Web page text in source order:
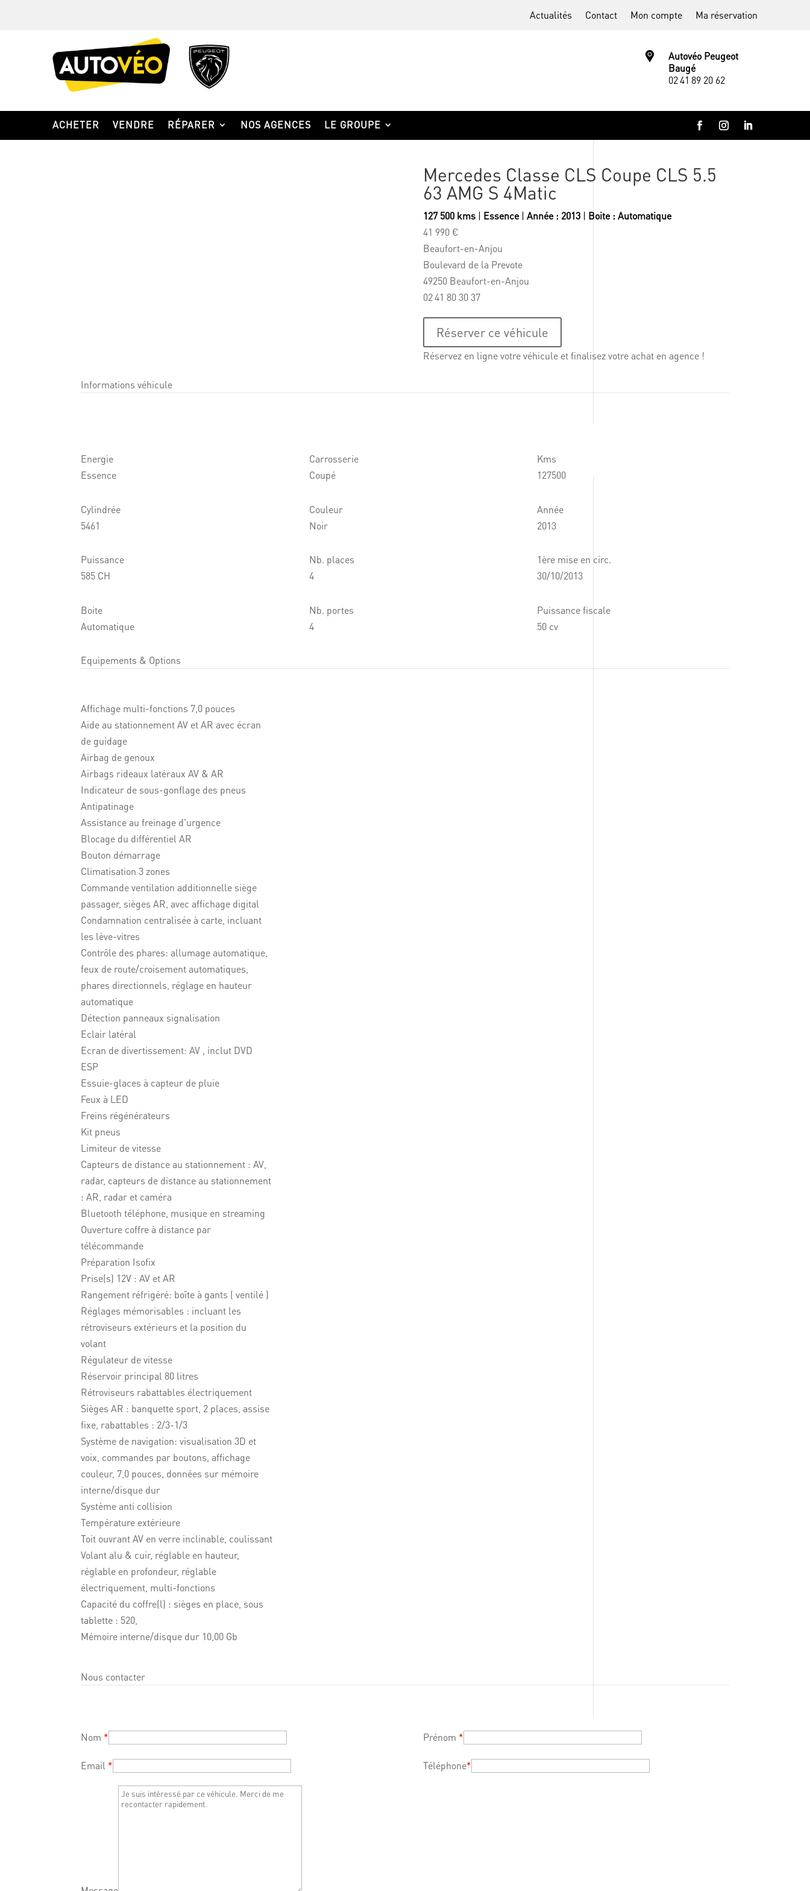
Actualités Contact Mon compte Ma réservation
Autovéo Peugeot
Baugé
02 41 89 20 62
ACHETER VENDRE RÉPARER NOS AGENCES LE GROUPE
Mercedes Classe CLS Coupe CLS 5.5
63 AMG S 4Matic
127 500 kms| Essence| Année : 2013| Boite : Automatique
41 990 €
Beaufort-en-Anjou
Boulevard de la Prevote
49250 Beaufort-en-Anjou
02 41 80 30 37
Réserver ce véhicule
Réservez en ligne votre véhicule et finalisez votre achat en agence !
Informations véhicule
Energie
Essence
Cylindrée
5461
Puissance
585 CH
Boite
Automatique
Carrosserie
Coupé
Couleur
Noir
Nb. places
4
Nb. portes
4
Kms
127500
Année
2013
1ère mise en circ.
30/10/2013
Puissance fiscale
50 cv
Equipements & Options
Affichage multi-fonctions 7,0 pouces
Aide au stationnement AV et AR avec écran
de guidage
Airbag de genoux
Airbags rideaux latéraux AV & AR
Indicateur de sous-gonflage des pneus
Antipatinage
Assistance au freinage d'urgence
Blocage du différentiel AR
Bouton démarrage
Climatisation 3 zones
Commande ventilation additionnelle siège
passager, sièges AR, avec affichage digital
Condamnation centralisée à carte, incluant
les lève-vitres
Contrôle des phares: allumage automatique,
feux de route/croisement automatiques,
phares directionnels, réglage en hauteur
automatique
Détection panneaux signalisation
Eclair latéral
Ecran de divertissement: AV , inclut DVD
ESP
Essuie-glaces à capteur de pluie
Feux à LED
Freins régénérateurs
Kit pneus
Limiteur de vitesse
Capteurs de distance au stationnement : AV,
radar, capteurs de distance au stationnement
: AR, radar et caméra
Bluetooth téléphone, musique en streaming
Ouverture coffre à distance par
télécommande
Préparation Isofix
Prise(s) 12V : AV et AR
Rangement réfrigéré: boîte à gants ( ventilé )
Réglages mémorisables : incluant les
rétroviseurs extérieurs et la position du
volant
Régulateur de vitesse
Réservoir principal 80 litres
Rétroviseurs rabattables électriquement
Sièges AR : banquette sport, 2 places, assise
fixe, rabattables : 2/3-1/3
Système de navigation: visualisation 3D et
voix, commandes par boutons, affichage
couleur, 7,0 pouces, données sur mémoire
interne/disque dur
Système anti collision
Température extérieure
Toit ouvrant AV en verre inclinable, coulissant
Volant alu & cuir, réglable en hauteur,
réglable en profondeur, réglable
électriquement, multi-fonctions
Capacité du coffre(l) : sièges en place, sous
tablette : 520,
Mémoire interne/disque dur 10,00 Gb
Nous contacter
Nom * Prénom *
Email * Téléphone*